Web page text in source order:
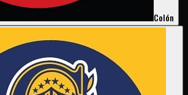
Colón